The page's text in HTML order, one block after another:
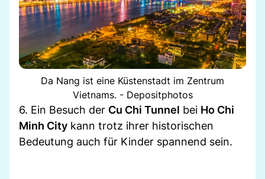
Da Nang ist eine Küstenstadt im Zentrum
Vietnams. - Depositphotos
6. Ein Besuch der Cu Chi Tunnel bei Ho Chi
Minh City kann trotz ihrer historischen
Bedeutung auch für Kinder spannend sein.